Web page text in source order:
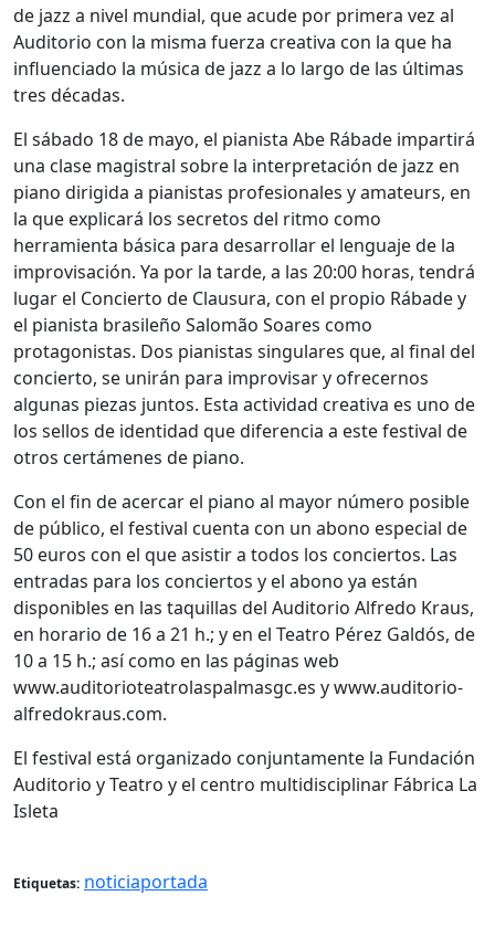
de jazz a nivel mundial, que acude por primera vez al
Auditorio con la misma fuerza creativa con la que ha
influenciado la música de jazz a lo largo de las últimas
tres décadas.
El sábado 18 de mayo, el pianista Abe Rábade impartirá
una clase magistral sobre la interpretación de jazz en
piano dirigida a pianistas profesionales y amateurs, en
la que explicará los secretos del ritmo como
herramienta básica para desarrollar el lenguaje de la
improvisación. Ya por la tarde, a las 20:00 horas, tendrá
lugar el Concierto de Clausura, con el propio Rábade y
el pianista brasileño Salomão Soares como
protagonistas. Dos pianistas singulares que, al final del
concierto, se unirán para improvisar y ofrecernos
algunas piezas juntos. Esta actividad creativa es uno de
los sellos de identidad que diferencia a este festival de
otros certámenes de piano.
Con el fin de acercar el piano al mayor número posible
de público, el festival cuenta con un abono especial de
50 euros con el que asistir a todos los conciertos. Las
entradas para los conciertos y el abono ya están
disponibles en las taquillas del Auditorio Alfredo Kraus,
en horario de 16 a 21 h.; y en el Teatro Pérez Galdós, de
10 a 15 h.; así como en las páginas web
www.auditorioteatrolaspalmasgc.es y www.auditorio-
alfredokraus.com.
El festival está organizado conjuntamente la Fundación
Auditorio y Teatro y el centro multidisciplinar Fábrica La
Isleta
Etiquetas: noticiaportada